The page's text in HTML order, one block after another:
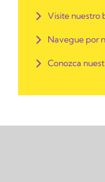
Visite nuestro
Navegue por
Conozca